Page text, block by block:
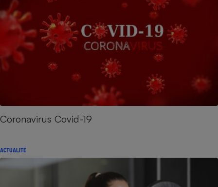
Coronavirus Covid-19
ACTUALITÉ